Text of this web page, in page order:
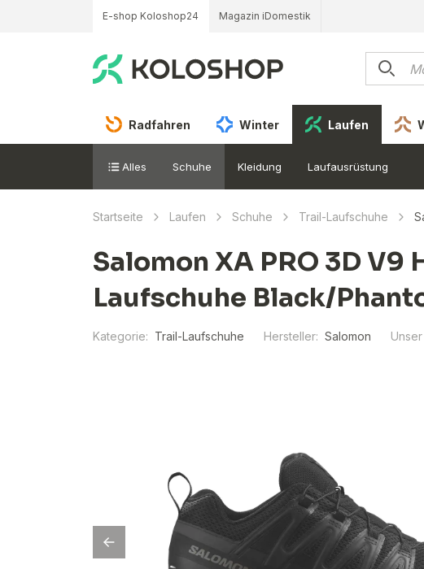
E-shop Koloshop24 Magazin iDomestik
Radfahren Winter Laufen
Alles Schuhe Kleidung Laufausrüstung
Startseite Laufen Schuhe Trail-Laufschuhe
Salomon XA PRO 3D V9
Laufschuhe Black/
Kategorie: Trail-Laufschuhe Hersteller: Salomon